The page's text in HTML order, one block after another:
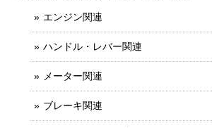
エンジン関連
ハンドル・レバー関連
メーター関連
ブレーキ関連